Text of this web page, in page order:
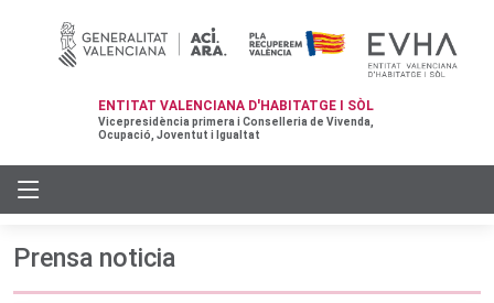
ENTITAT VALENCIANA D'HABITATGE I SÒL
Vicepresidència primera i Conselleria de Vivenda,
Ocupació, Joventut i Igualtat
Prensa noticia